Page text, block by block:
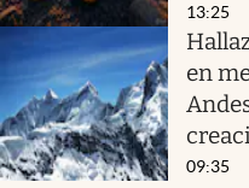
13:25
en
09:35